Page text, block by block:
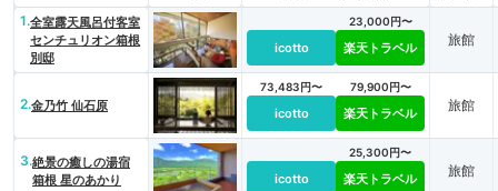
1.全室露天風呂付客室
センチュリオン箱根
別邸
icotto
23,000円〜
楽天トラベル 旅館
2.金乃竹 仙石原
73,483円〜
icotto
79,900円〜
楽天トラベル 旅館
3.絶景の癒しの湯宿
箱根 星のあかり
icotto
25,300円〜
楽天トラベル 旅館